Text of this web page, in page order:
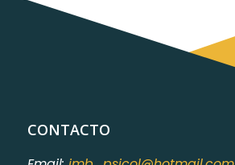
CONTACTO